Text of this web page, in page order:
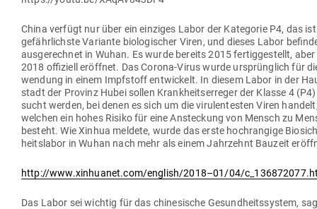
China verfügt nur über ein ein­ziges Labor der Kate­gorie P4, das
gefähr­lichste Variante bio­lo­gi­scher Viren, und dieses Labor
aus­ge­rechnet in Wuhan. Es wurde bereits 2015 fer­tig­ge­stellt,
2018 offi­ziell eröffnet. Das Corona-Virus wurde ursprünglich für
wendung in einem Impf­stoff ent­wi­ckelt. In diesem Labor in der
stadt der Provinz Hubei sollen Krank­heits­er­reger der Klasse 4
sucht werden, bei denen es sich um die viru­len­testen Viren
welchen ein hohes Risiko für eine Anste­ckung von Mensch zu
besteht. Wie Xinhua meldete, wurde das erste hoch­rangige
heits­labor in Wuhan nach mehr als einem Jahr­zehnt Bauzeit
http://www.xinhuanet.com/english/2018–01/04/
Das Labor sei wichtig für das chi­ne­sische Gesund­heits­system,